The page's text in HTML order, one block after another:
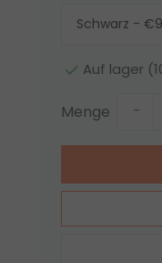
Auf lager
Menge -